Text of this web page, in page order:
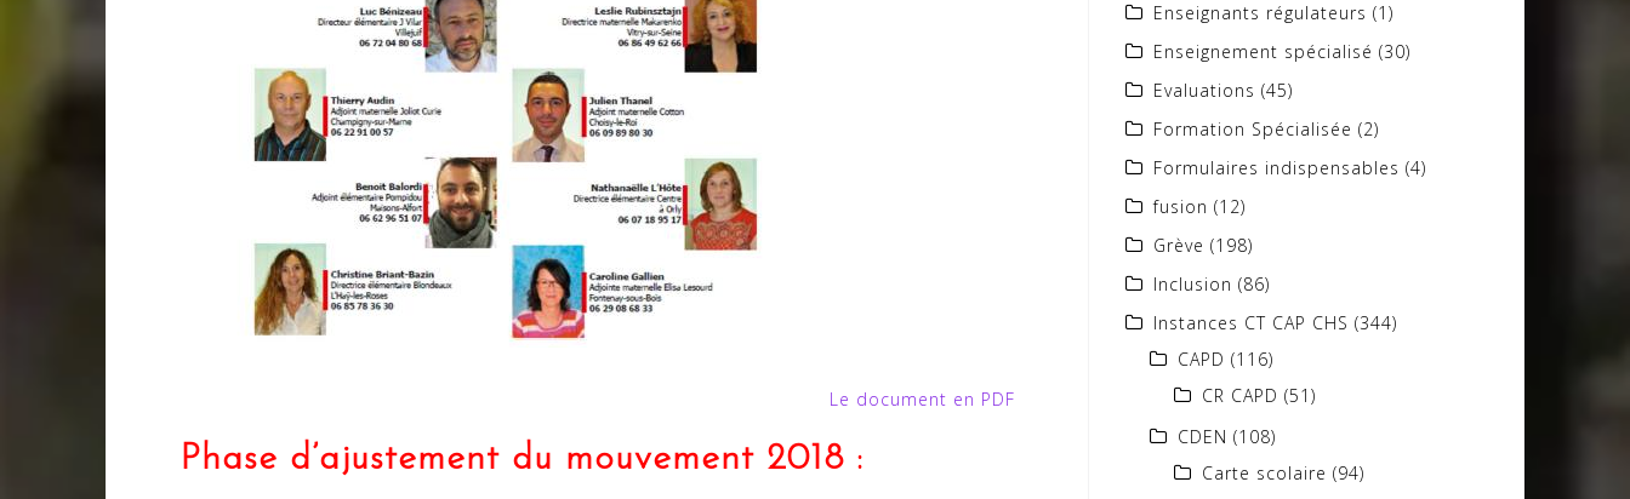
Le document en PDF
Phase d’ajustement du mouvement 2018 :
Enseignants régulateurs (1)
Enseignement spécialisé (30)
Evaluations (45)
Formation Spécialisée (2)
Formulaires indispensables (4)
fusion (12)
Grève (198)
Inclusion (86)
Instances CT CAP CHS (344)
CAPD (116)
CR CAPD (51)
CDEN (108)
Carte scolaire (94)